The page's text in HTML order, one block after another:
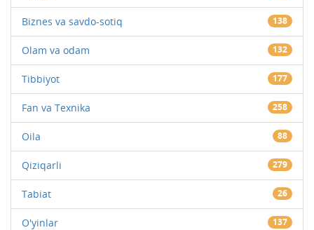
Biznes va savdo-sotiq 138
Olam va odam 132
Tibbiyot 177
Fan va Texnika 258
Oila 88
Qiziqarli 279
Tabiat 26
O'yinlar 137